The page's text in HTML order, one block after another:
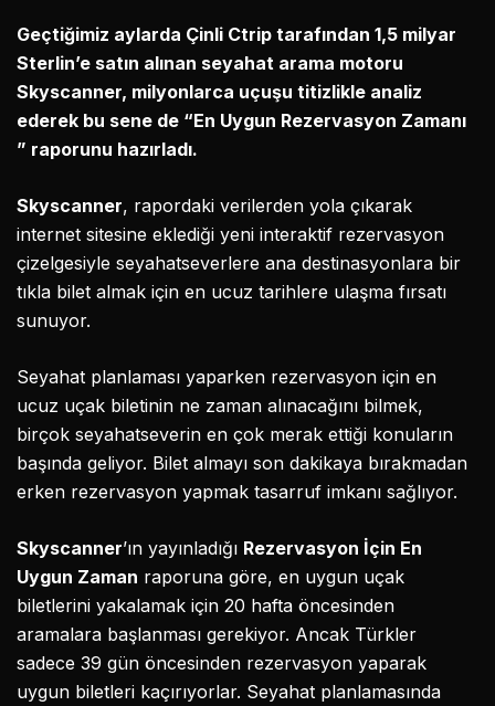
Geçtiğimiz aylarda Çinli Ctrip tarafından 1,5 milyar
Sterlin’e satın alınan seyahat arama motoru
Skyscanner, milyonlarca uçuşu titizlikle analiz
ederek bu sene de “En Uygun Rezervasyon Zamanı
” raporunu hazırladı.
Skyscanner, rapordaki verilerden yola çıkarak
internet sitesine eklediği yeni interaktif rezervasyon
çizelgesiyle seyahatseverlere ana destinasyonlara bir
tıkla bilet almak için en ucuz tarihlere ulaşma fırsatı
sunuyor.
Seyahat planlaması yaparken rezervasyon için en
ucuz uçak biletinin ne zaman alınacağını bilmek,
birçok seyahatseverin en çok merak ettiği konuların
başında geliyor. Bilet almayı son dakikaya bırakmadan
erken rezervasyon yapmak tasarruf imkanı sağlıyor.
Skyscanner’ın yayınladığı Rezervasyon İçin En
Uygun Zaman raporuna göre, en uygun uçak
biletlerini yakalamak için 20 hafta öncesinden
aramalara başlanması gerekiyor. Ancak Türkler
sadece 39 gün öncesinden rezervasyon yaparak
uygun biletleri kaçırıyorlar. Seyahat planlamasında